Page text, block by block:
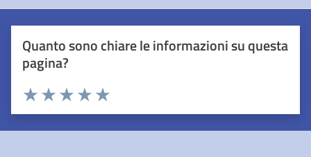
Quanto sono chiare le informazioni su questa
pagina?
Valuta 5 stelle su 5
Valuta 4 stelle su 5
Valuta 3 stelle su 5
Valuta 2 stelle su 5
Valuta 1 stelle su 5